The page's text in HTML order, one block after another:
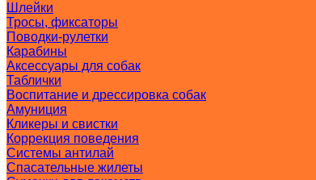
Шлейки
Тросы, фиксаторы
Поводки-рулетки
Карабины
Аксессуары для собак
Таблички
Воспитание и дрессировка собак
Амуниция
Кликеры и свистки
Коррекция поведения
Системы антилай
Спасательные жилеты